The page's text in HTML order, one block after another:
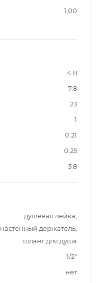
1,00
4.8
7.8
23
1
0.21
0.25
3.8
душевая лейка,
настенный держатель,
шланг для душа
1/2"
нет